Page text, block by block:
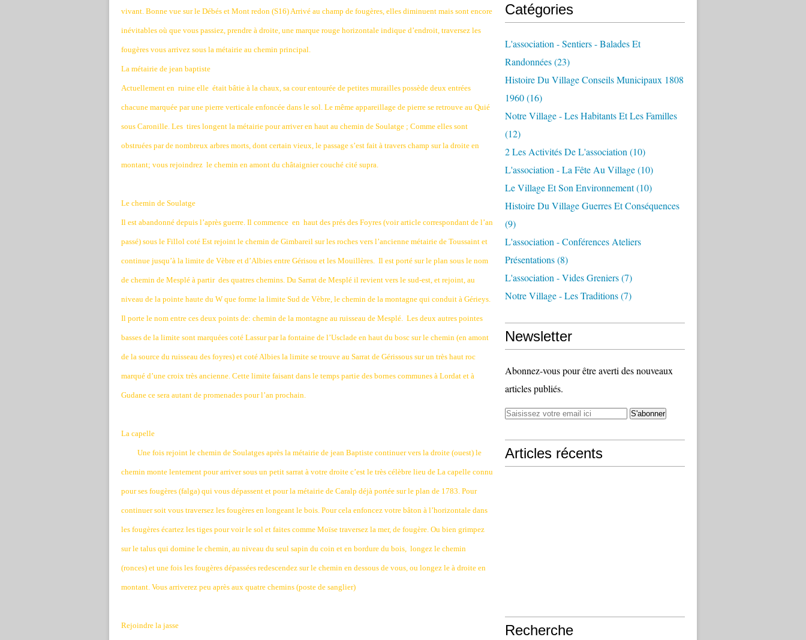
vivant. Bonne vue sur le Débés et Mont redon (S16) Arrivé au champ de fougères, elles diminuent mais sont encore
inévitables où que vous passiez, prendre à droite, une marque rouge horizontale indique d’endroit, traversez les
fougères vous arrivez sous la métairie au chemin principal.
La métairie de jean baptiste
Actuellement en ruine elle était bâtie à la chaux, sa cour entourée de petites murailles possède deux entrées
chacune marquée par une pierre verticale enfoncée dans le sol. Le même appareillage de pierre se retrouve au Quié
sous Caronille. Les tires longent la métairie pour arriver en haut au chemin de Soulatge ; Comme elles sont
obstruées par de nombreux arbres morts, dont certain vieux, le passage s’est fait à travers champ sur la droite en
montant; vous rejoindrez le chemin en amont du châtaignier couché cité supra.
Le chemin de Soulatge
Il est abandonné depuis l’après guerre. Il commence en haut des prés des Foyres (voir article correspondant de l’an
passé) sous le Fillol coté Est rejoint le chemin de Gimbareil sur les roches vers l’ancienne métairie de Toussaint et
continue jusqu’à la limite de Vèbre et d’Albies entre Gérisou et les Mouillères. Il est porté sur le plan sous le nom
de chemin de Mesplé à partir des quatres chemins. Du Sarrat de Mesplé il revient vers le sud-est, et rejoint, au
niveau de la pointe haute du W que forme la limite Sud de Vèbre, le chemin de la montagne qui conduit à Gérieys.
Il porte le nom entre ces deux points de: chemin de la montagne au ruisseau de Mesplé. Les deux autres pointes
basses de la limite sont marquées coté Lassur par la fontaine de l’Usclade en haut du bosc sur le chemin (en amont
de la source du ruisseau des foyres) et coté Albies la limite se trouve au Sarrat de Gérissous sur un très haut roc
marqué d’une croix très ancienne. Cette limite faisant dans le temps partie des bornes communes à Lordat et à
Gudane ce sera autant de promenades pour l’an prochain.
La capelle
Une fois rejoint le chemin de Soulatges après la métairie de jean Baptiste continuer vers la droite (ouest) le
chemin monte lentement pour arriver sous un petit sarrat à votre droite c’est le très célèbre lieu de La capelle connu
pour ses fougères (falga) qui vous dépassent et pour la métairie de Caralp déjà portée sur le plan de 1783. Pour
continuer soit vous traversez les fougères en longeant le bois. Pour cela enfoncez votre bâton à l’horizontale dans
les fougères écartez les tiges pour voir le sol et faites comme Moïse traversez la mer, de fougère. Ou bien grimpez
sur le talus qui domine le chemin, au niveau du seul sapin du coin et en bordure du bois, longez le chemin
(ronces) et une fois les fougères dépassées redescendez sur le chemin en dessous de vous, ou longez le à droite en
montant. Vous arriverez peu après aux quatre chemins (poste de sanglier)
Rejoindre la jasse
Catégories
L'association - Sentiers - Balades Et
Randonnées(23)
Histoire Du Village Conseils Municipaux 1808
1960(16)
Notre Village - Les Habitants Et Les Familles
(12)
2 Les Activités De L'association (10)
L'association - La Fête Au Village(10)
Le Village Et Son Environnement(10)
Histoire Du Village Guerres Et Conséquences
(9)
L'association - Conférences Ateliers
Présentations(8)
L'association - Vides Greniers(7)
Notre Village - Les Traditions(7)
Newsletter
Abonnez-vous pour être averti des nouveaux
articles publiés.
Articles récents
Recherche